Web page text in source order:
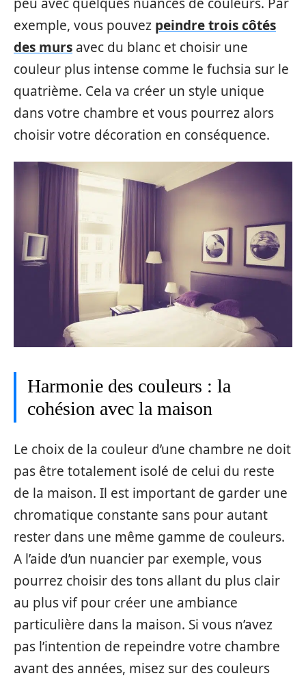
exemple, vous pouvez peindre trois côtés
des murs avec du blanc et choisir une
couleur plus intense comme le fuchsia sur le
quatrième. Cela va créer un style unique
dans votre chambre et vous pourrez alors
choisir votre décoration en conséquence.
Harmonie des couleurs : la
cohésion avec la maison
Le choix de la couleur d’une chambre ne doit
pas être totalement isolé de celui du reste
de la maison. Il est important de garder une
chromatique constante sans pour autant
rester dans une même gamme de couleurs.
A l’aide d’un nuancier par exemple, vous
pourrez choisir des tons allant du plus clair
au plus vif pour créer une ambiance
particulière dans la maison. Si vous n’avez
pas l’intention de repeindre votre chambre
avant des années, misez sur des couleurs